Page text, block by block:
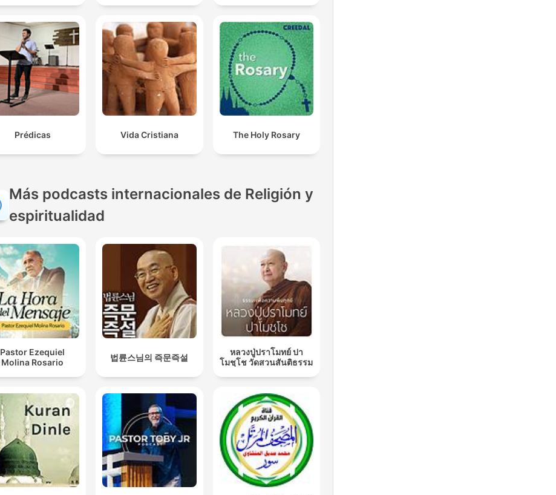
Prédicas Vida Cristiana The Holy Rosary
Más podcasts internacionales de Religión y
espiritualidad
Pastor Ezequiel
Molina Rosario
법륜스님의 즉문즉설
หลวงปู่ปราโมทย์ ปา
โมชฺโช วัดสวนสันติธรรม